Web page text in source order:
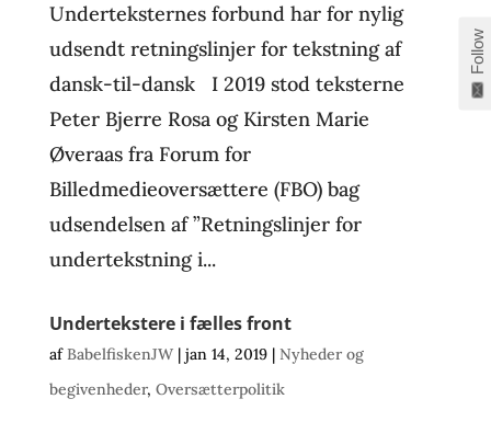
Underteksternes forbund har for nylig
udsendt retningslinjer for tekstning af
dansk-til-dansk I 2019 stod teksterne
Peter Bjerre Rosa og Kirsten Marie
Øveraas fra Forum for
Billedmedieoversættere (FBO) bag
udsendelsen af ”Retningslinjer for
undertekstning i...
Undertekstere i fælles front
afBabelfiskenJW| jan 14, 2019| Nyheder og
begivenheder, Oversætterpolitik
Follow